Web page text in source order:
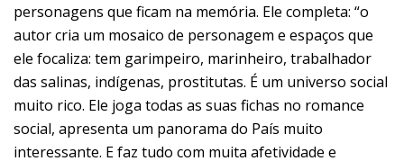
personagens que ficam na memória. Ele completa: “o
autor cria um mosaico de personagem e espaços que
ele focaliza: tem garimpeiro, marinheiro, trabalhador
das salinas, indígenas, prostitutas. É um universo social
muito rico. Ele joga todas as suas fichas no romance
social, apresenta um panorama do País muito
interessante. E faz tudo com muita afetividade e